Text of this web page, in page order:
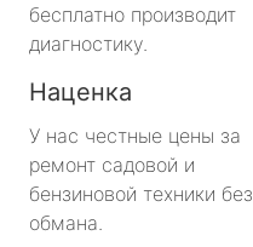
бесплатно производит
диагностику.
Наценка
У нас честные цены за
ремонт садовой и
бензиновой техники без
обмана.